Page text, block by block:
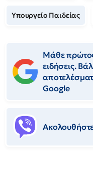
Υπουργείο Παιδείας
Μάθε πρώτος
ειδήσεις.
Google